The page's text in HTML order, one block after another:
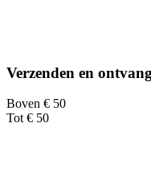
Verzenden en
Boven € 50
Tot € 50